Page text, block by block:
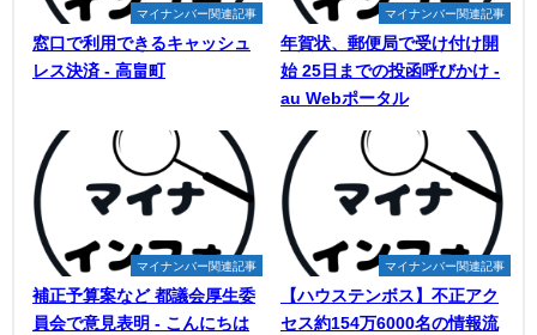
マイナンバー関連記事
窓口で利用できるキャッシュ
レス決済 - 高畠町
マイナンバー関連記事
年賀状、郵便局で受け付け開
始 25日までの投函呼びかけ -
au Webポータル
マイナンバー関連記事
補正予算案など 都議会厚生委
員会で意見表明 - こんにちは
マイナンバー関連記事
【ハウステンボス】不正アク
セス約154万6000名の情報流